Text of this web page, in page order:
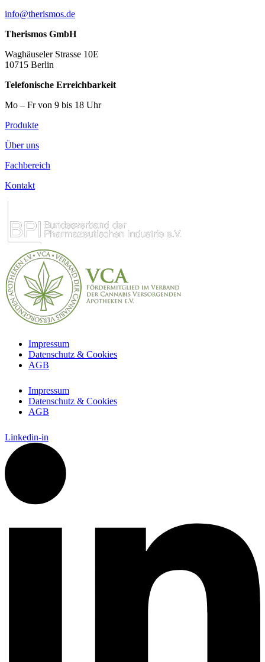
info@therismos.de
Therismos GmbH
Waghäuseler Strasse 10E
10715 Berlin
Telefonische Erreichbarkeit
Mo – Fr von 9 bis 18 Uhr
Produkte
Über uns
Fachbereich
Kontakt
Impressum
Datenschutz & Cookies
AGB
Impressum
Datenschutz & Cookies
AGB
Linkedin-in